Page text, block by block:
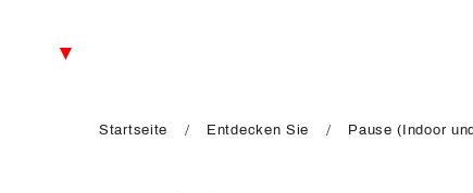
Startseite Entdecken Sie Pause (Indoor